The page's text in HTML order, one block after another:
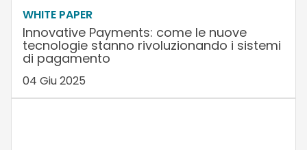
WHITE PAPER
Innovative Payments: come le nuove
tecnologie stanno rivoluzionando i sistemi
di pagamento
04 Giu 2025